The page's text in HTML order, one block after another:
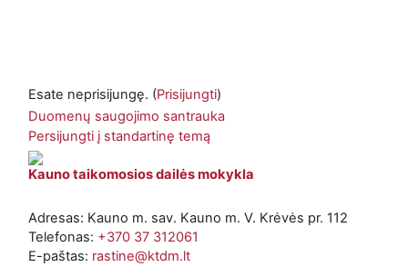
Esate neprisijungę. (Prisijungti)
Duomenų saugojimo santrauka
Persijungti į standartinę temą
Kauno taikomosios dailės mokykla
Adresas: Kauno m. sav. Kauno m. V. Krėvės pr. 112
Telefonas: +370 37 312061
E-paštas: rastine@ktdm.lt